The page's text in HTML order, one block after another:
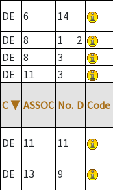
DE
6 14
DE
8 1 2
DE
8 3
DE
11 3
C ▼ ASSOC No. D Code
DE 11 11
DE 13 9